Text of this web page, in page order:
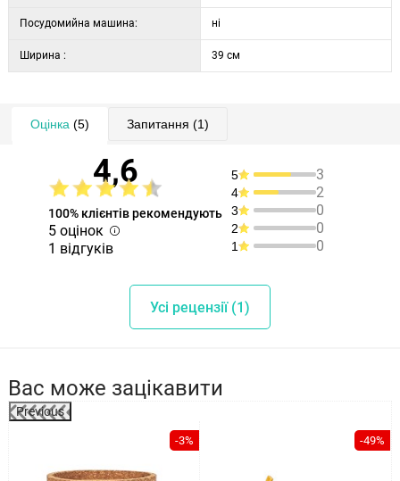
Посудомийна машина: ні
Ширина : 39 см
Оцінка (5) Запитання (1)
4,6
100% клієнтів рекомендують
5 оцінок
1 відгуків
5 3
4 2
3 0
2 0
1 0
Усі рецензії (1)
Вас може зацікавити
Previous
-3% -49%